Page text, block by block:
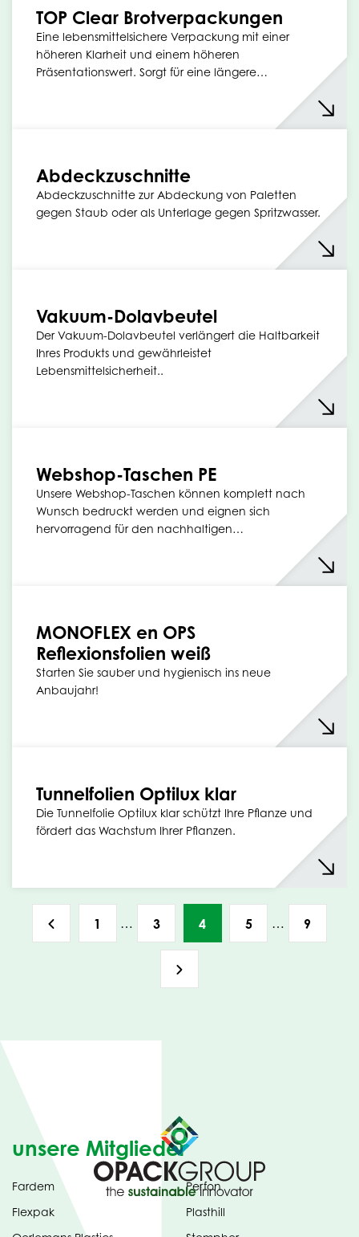
TOP Clear Brotverpackungen
Eine lebensmittelsichere Verpackung mit einer
höheren Klarheit und einem höheren
Präsentationswert. Sorgt für eine längere…
Abdeckzuschnitte
Abdeckzuschnitte zur Abdeckung von Paletten
gegen Staub oder als Unterlage gegen Spritzwasser.
Vakuum-Dolavbeutel
Der Vakuum-Dolavbeutel verlängert die Haltbarkeit
Ihres Produkts und gewährleistet
Lebensmittelsicherheit..
Webshop-Taschen PE
Unsere Webshop-Taschen können komplett nach
Wunsch bedruckt werden und eignen sich
hervorragend für den nachhaltigen…
MONOFLEX en OPS
Reflexionsfolien weiß
Starten Sie sauber und hygienisch ins neue
Anbaujahr!
Tunnelfolien Optilux klar
Die Tunnelfolie Optilux klar schützt Ihre Pflanze und
fördert das Wachstum Ihrer Pflanzen.
1 … 3 4 5 … 9
unsere Mitglieder
Fardem
Flexpak
Perfon
Plasthill